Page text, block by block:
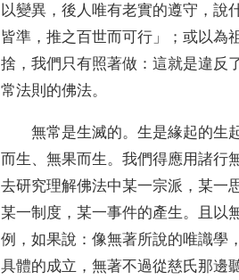
以變異 ，後人唯有老實的遵守 ，說
皆準 ，推之百世而可行 」 ；或以為
捨 ，我們只有照著做 ：這就是違反
常法則的佛法。
無常是生滅的。生是緣起的生
而生 、無果而生。我們得應用諸行
去研究理解佛法中某一宗派 ，某一
某一制度 ，某一事件的產生。
且以
例 ，如果說 ：像無著所說的唯識學
具體的成立 ，無著不過從慈氏那邊